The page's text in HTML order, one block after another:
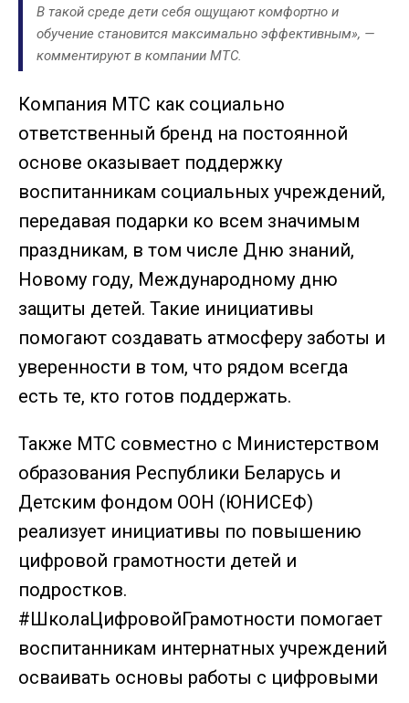
В такой среде дети себя ощущают комфортно и
обучение становится максимально эффективным», —
комментируют в компании МТС.
Компания МТС как социально
ответственный бренд на постоянной
основе оказывает поддержку
воспитанникам социальных учреждений,
передавая подарки ко всем значимым
праздникам, в том числе Дню знаний,
Новому году, Международному дню
защиты детей. Такие инициативы
помогают создавать атмосферу заботы и
уверенности в том, что рядом всегда
есть те, кто готов поддержать.
Также МТС совместно с Министерством
образования Республики Беларусь и
Детским фондом ООН (ЮНИСЕФ)
реализует инициативы по повышению
цифровой грамотности детей и
подростков.
#ШколаЦифровойГрамотности помогает
воспитанникам интернатных учреждений
осваивать основы работы с цифровыми